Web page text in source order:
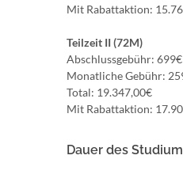
Mit Rabattaktion:
Teilzeit II (72M)
Abschlussgebühr: 699€
Monatliche Gebühr:
Total: 19.347,00€
Mit Rabattaktion:
Dauer des